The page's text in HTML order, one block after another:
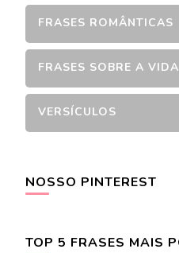
FRASES ROMÂNTICAS
FRASES SOBRE A VIDA
VERSÍCULOS
NOSSO PINTEREST
TOP 5 FRASES MAIS